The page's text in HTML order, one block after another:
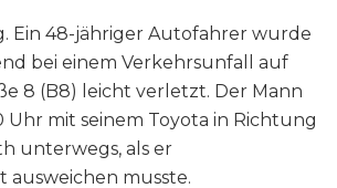
Ein 48-jähriger Autofahrer wurde
bei einem Verkehrsunfall auf
8 (B8) leicht verletzt. Der Mann
Uhr mit seinem Toyota in Richtung
unterwegs, als er
ausweichen musste.